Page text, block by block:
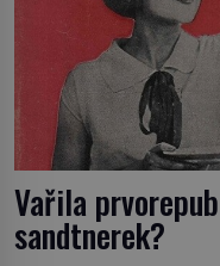
Vařila
sandtnerek?